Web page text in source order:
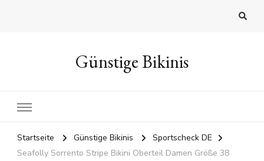
Günstige Bikinis
Startseite Günstige Bikinis
Sportscheck DE
Seafolly Sorrento Stripe Bikini Oberteil Damen Größe 38